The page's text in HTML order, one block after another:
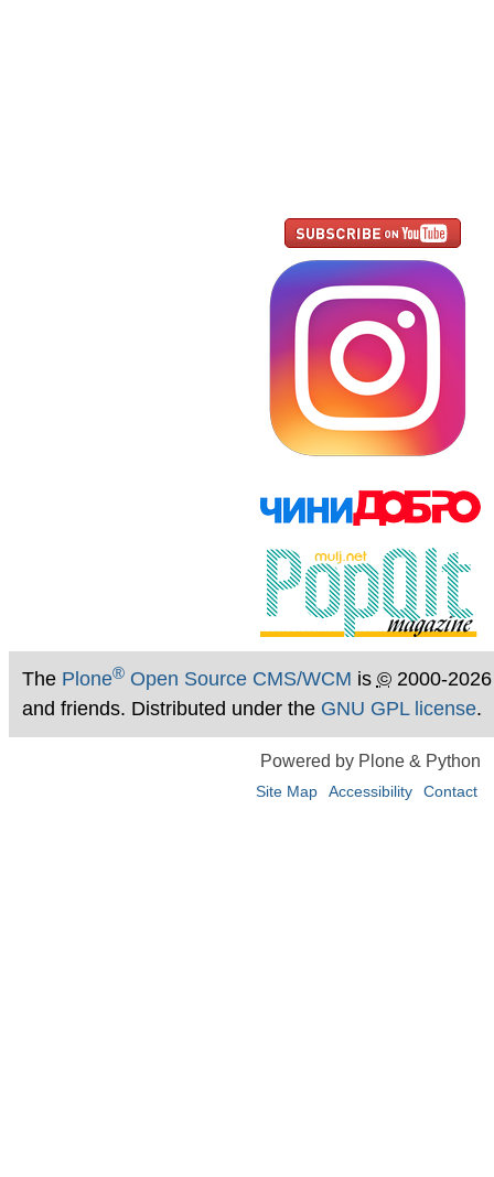
The Plone®Open Source CMS/WCM is ©2000-
and friends. Distributed under the GNU GPL license.
Powered by Plone & Python
Site Map Accessibility Contact